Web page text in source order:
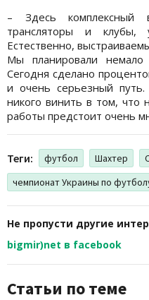
– Здесь комплексный
трансляторы и клубы,
Естественно,
Мы планировали
Сегодня сделано
и очень серьезный
никого винить в том, что
работы предстоит очень
Теги: футбол Шахтер
чемпионат Украины по
Не пропусти другие
bigmir)net в facebook
Статьи по теме